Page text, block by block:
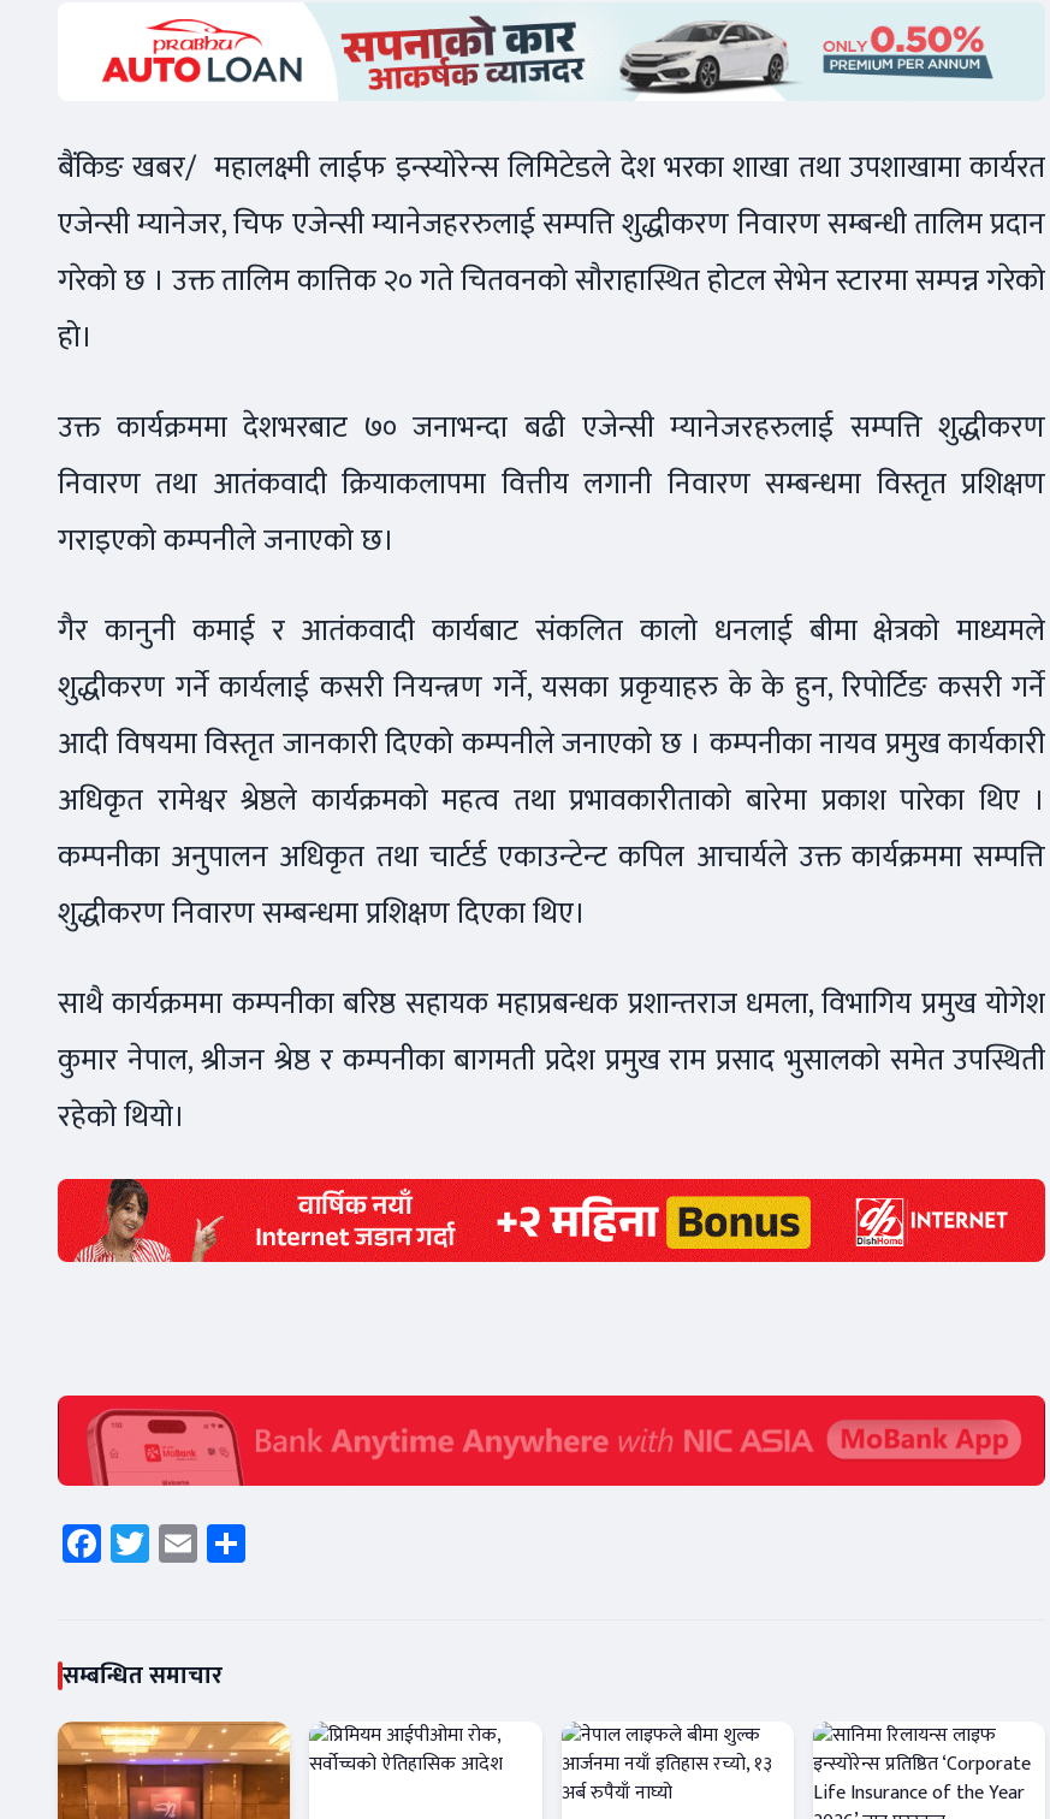
बैंकिङ खबर/ महालक्ष्मी लाईफ इन्स्योरेन्स लिमिटेडले देश भरका शाखा तथा उपशाखामा कार्यरत
एजेन्सी म्यानेजर, चिफ एजेन्सी म्यानेजहररुलाई सम्पत्ति शुद्धीकरण निवारण सम्बन्धी तालिम प्रदान
गरेको छ । उक्त तालिम कात्तिक २० गते चितवनको सौराहास्थित होटल सेभेन स्टारमा सम्पन्न गरेको
हो।
उक्त कार्यक्रममा देशभरबाट ७० जनाभन्दा बढी एजेन्सी म्यानेजरहरुलाई सम्पत्ति शुद्धीकरण
निवारण तथा आतंकवादी क्रियाकलापमा वित्तीय लगानी निवारण सम्बन्धमा विस्तृत प्रशिक्षण
गराइएको कम्पनीले जनाएको छ।
गैर कानुनी कमाई र आतंकवादी कार्यबाट संकलित कालो धनलाई बीमा क्षेत्रको माध्यमले
शुद्धीकरण गर्ने कार्यलाई कसरी नियन्त्रण गर्ने, यसका प्रकृयाहरु के के हुन, रिपोर्टिङ कसरी गर्ने
आदी विषयमा विस्तृत जानकारी दिएको कम्पनीले जनाएको छ । कम्पनीका नायव प्रमुख कार्यकारी
अधिकृत रामेश्वर श्रेष्ठले कार्यक्रमको महत्व तथा प्रभावकारीताको बारेमा प्रकाश पारेका थिए ।
कम्पनीका अनुपालन अधिकृत तथा चार्टर्ड एकाउन्टेन्ट कपिल आचार्यले उक्त कार्यक्रममा सम्पत्ति
शुद्धीकरण निवारण सम्बन्धमा प्रशिक्षण दिएका थिए।
साथै कार्यक्रममा कम्पनीका बरिष्ठ सहायक महाप्रबन्धक प्रशान्तराज धमला, विभागिय प्रमुख योगेश
कुमार नेपाल, श्रीजन श्रेष्ठ र कम्पनीका बागमती प्रदेश प्रमुख राम प्रसाद भुसालको समेत उपस्थिती
रहेको थियो।
Facebook
Twitter
Email
सम्बन्धित समाचार